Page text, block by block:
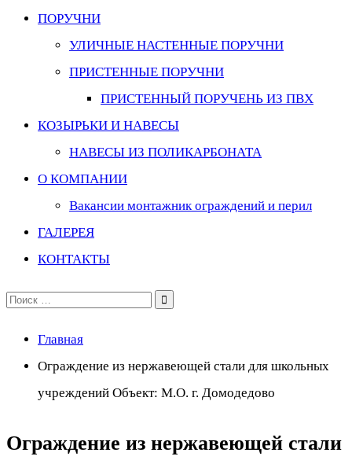
ПОРУЧНИ
УЛИЧНЫЕ НАСТЕННЫЕ ПОРУЧНИ
ПРИСТЕННЫЕ ПОРУЧНИ
ПРИСТЕННЫЙ ПОРУЧЕНЬ ИЗ ПВХ
КОЗЫРЬКИ И НАВЕСЫ
НАВЕСЫ ИЗ ПОЛИКАРБОНАТА
О КОМПАНИИ
Вакансии монтажник ограждений и перил
ГАЛЕРЕЯ
КОНТАКТЫ
Поиск
Главная
Ограждение из нержавеющей стали для школьных
учреждений Объект: М.О. г. Домодедово
Ограждение из нержавеющей стали